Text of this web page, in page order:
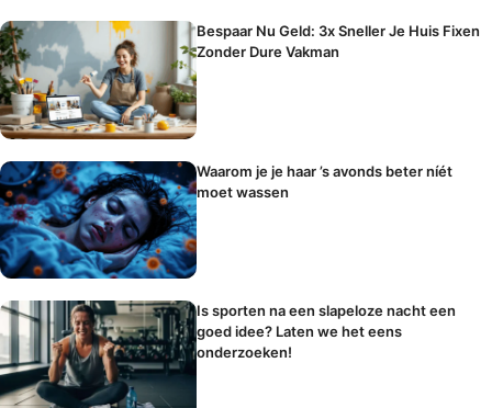
Bespaar Nu Geld: 3x Sneller Je Huis Fixen
Zonder Dure Vakman
Waarom je je haar ’s avonds beter níét
moet wassen
Is sporten na een slapeloze nacht een
goed idee? Laten we het eens
onderzoeken!